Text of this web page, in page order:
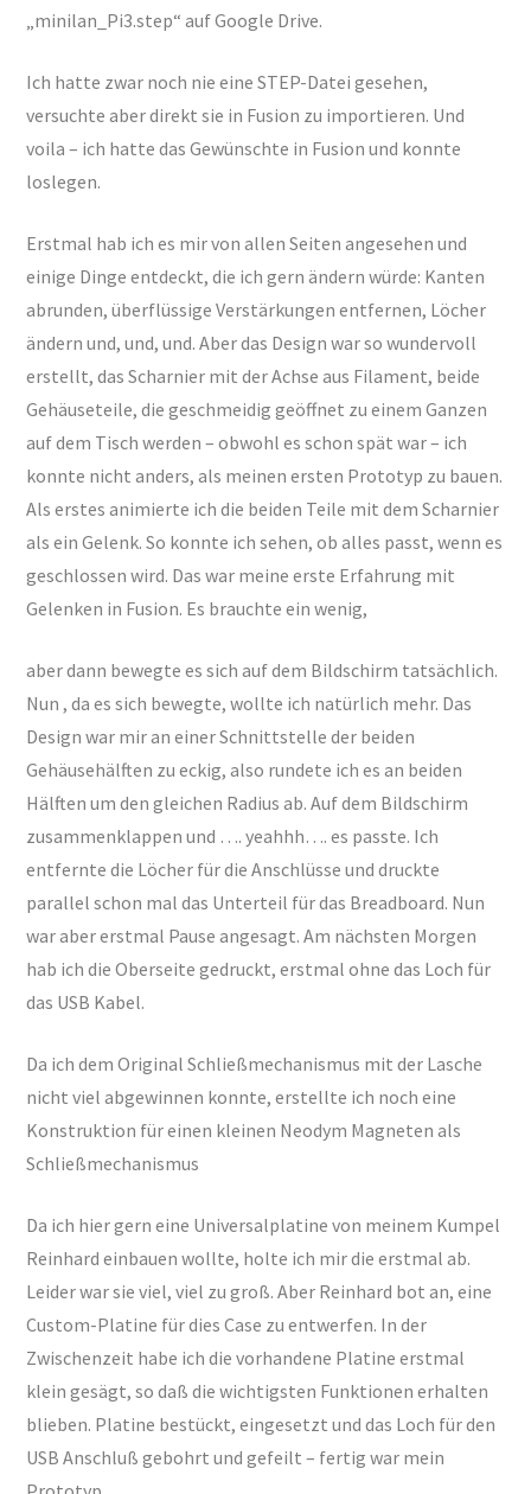
„minilan_Pi3.step“ auf Google Drive.
Ich hatte zwar noch nie eine STEP-Datei gesehen,
versuchte aber direkt sie in Fusion zu importieren. Und
voila – ich hatte das Gewünschte in Fusion und konnte
loslegen.
Erstmal hab ich es mir von allen Seiten angesehen und
einige Dinge entdeckt, die ich gern ändern würde: Kanten
abrunden, überflüssige Verstärkungen entfernen, Löcher
ändern und, und, und. Aber das Design war so wundervoll
erstellt, das Scharnier mit der Achse aus Filament, beide
Gehäuseteile, die geschmeidig geöffnet zu einem Ganzen
auf dem Tisch werden – obwohl es schon spät war – ich
konnte nicht anders, als meinen ersten Prototyp zu bauen.
Als erstes animierte ich die beiden Teile mit dem Scharnier
als ein Gelenk. So konnte ich sehen, ob alles passt, wenn es
geschlossen wird. Das war meine erste Erfahrung mit
Gelenken in Fusion. Es brauchte ein wenig,
aber dann bewegte es sich auf dem Bildschirm tatsächlich.
Nun , da es sich bewegte, wollte ich natürlich mehr. Das
Design war mir an einer Schnittstelle der beiden
Gehäusehälften zu eckig, also rundete ich es an beiden
Hälften um den gleichen Radius ab. Auf dem Bildschirm
zusammenklappen und …. yeahhh…. es passte. Ich
entfernte die Löcher für die Anschlüsse und druckte
parallel schon mal das Unterteil für das Breadboard. Nun
war aber erstmal Pause angesagt. Am nächsten Morgen
hab ich die Oberseite gedruckt, erstmal ohne das Loch für
das USB Kabel.
Da ich dem Original Schließmechanismus mit der Lasche
nicht viel abgewinnen konnte, erstellte ich noch eine
Konstruktion für einen kleinen Neodym Magneten als
Schließmechanismus
Da ich hier gern eine Universalplatine von meinem Kumpel
Reinhard einbauen wollte, holte ich mir die erstmal ab.
Leider war sie viel, viel zu groß. Aber Reinhard bot an, eine
Custom-Platine für dies Case zu entwerfen. In der
Zwischenzeit habe ich die vorhandene Platine erstmal
klein gesägt, so daß die wichtigsten Funktionen erhalten
blieben. Platine bestückt, eingesetzt und das Loch für den
USB Anschluß gebohrt und gefeilt – fertig war mein